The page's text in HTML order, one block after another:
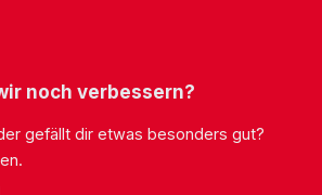
noch verbessern?
gefällt dir etwas besonders gut?